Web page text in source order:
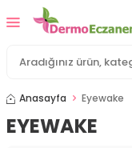
Anasayfa Eyewake
EYEWAKE